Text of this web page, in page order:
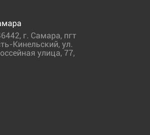
, г. Самара, пгт
Кинельский, ул.
улица, 77,